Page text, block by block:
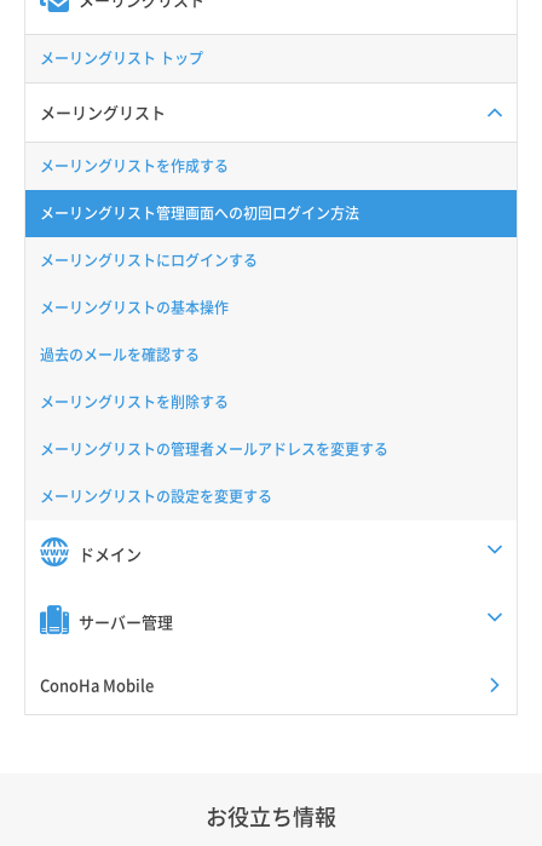
メーリングリスト トップ
メーリングリスト
メーリングリストを作成する
メーリングリスト管理画面への初回ログイン方法
メーリングリストにログインする
メーリングリストの基本操作
過去のメールを確認する
メーリングリストを削除する
メーリングリストの管理者メールアドレスを変更する
メーリングリストの設定を変更する
ドメイン
サーバー管理
ConoHa Mobile
お役立ち情報